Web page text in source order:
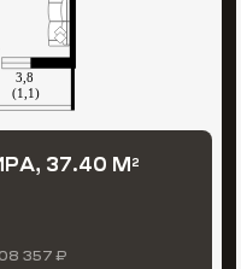
37.40 М2
357 ₽